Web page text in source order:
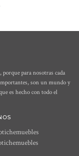
para nosotras cada
son un mundo y
es hecho con todo el